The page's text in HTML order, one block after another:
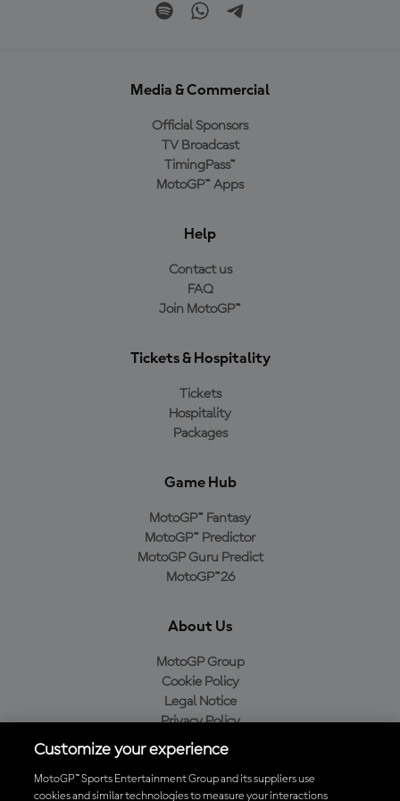
Media & Commercial
Official Sponsors
TV Broadcast
TimingPass™
MotoGP™ Apps
Help
Contact us
FAQ
Join MotoGP™
Tickets & Hospitality
Tickets
Hospitality
Packages
Game Hub
MotoGP™ Fantasy
MotoGP™ Predictor
MotoGP Guru Predict
MotoGP™26
About Us
MotoGP Group
Cookie Policy
Legal Notice
Privacy Policy
Purchase Policy
Customize your experience
MotoGP™ Sports Entertainment Group and its suppliers use
cookies and similar technologies to measure your interactions